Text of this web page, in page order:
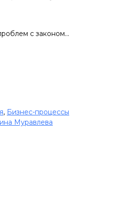
с законом...
, Бизнес-процессы
Муравлева